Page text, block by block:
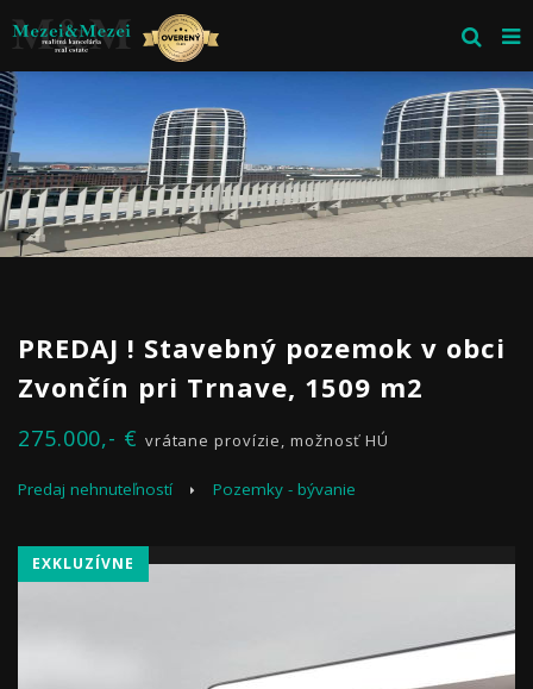
PREDAJ ! Stavebný pozemok v obci
Zvončín pri Trnave, 1509 m2
275.000,- € vrátane provízie, možnosť HÚ
Predaj nehnuteľností Pozemky - bývanie
EXKLUZÍVNE